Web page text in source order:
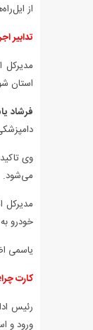
از
تدابیر
استان
فرشاد
وی
می‌شود.
مدیرکل
خودرو
یاسمی اضافه کرد: به‌
کارت
رئیس
ورود و